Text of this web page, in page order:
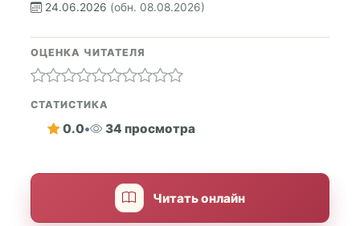
24.06.2026 (обн. 08.08.2026)
ОЦЕНКА ЧИТАТЕЛЯ
СТАТИСТИКА
0.0• 34 просмотра
Читать онлайн